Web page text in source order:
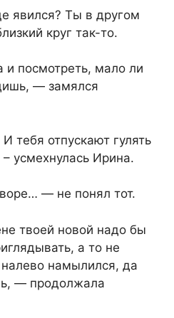
явился? Ты в другом
круг так-то.
посмотреть, мало ли
— замялся
тебя отпускают гулять
усмехнулась Ирина.
— не понял тот.
твоей новой надо бы
а то не
намылился, да
— продолжала